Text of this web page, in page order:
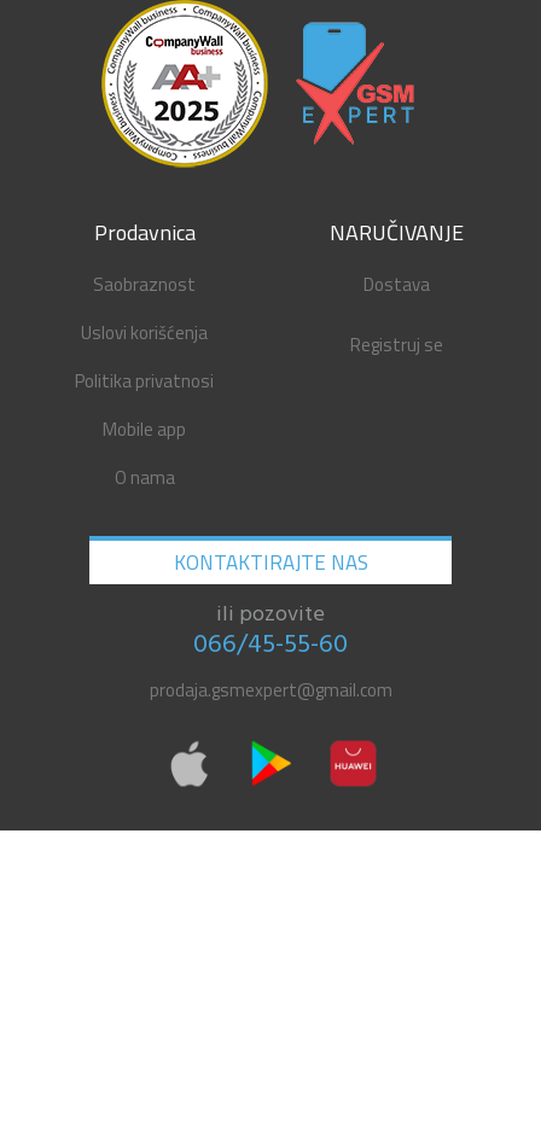
Prodavnica
Saobraznost
Uslovi korišćenja
Politika privatnosi
Mobile app
O nama
NARUČIVANJE
Dostava
Registruj se
KONTAKTIRAJTE NAS
ili pozovite
066/45-55-60
prodaja.gsmexpert@gmail.com